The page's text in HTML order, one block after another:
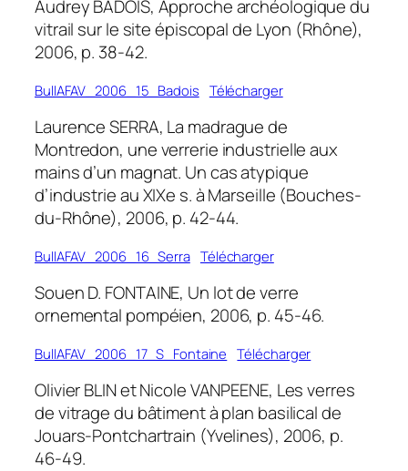
Audrey BADOIS, Approche archéologique du
vitrail sur le site épiscopal de Lyon (Rhône),
2006, p. 38-42.
BullAFAV_2006_15_Badois Télécharger
Laurence SERRA, La madrague de
Montredon, une verrerie industrielle aux
mains d’un magnat. Un cas atypique
d’industrie au XIXe s. à Marseille (Bouches-
du-Rhône), 2006, p. 42-44.
BullAFAV_2006_16_Serra Télécharger
Souen D. FONTAINE, Un lot de verre
ornemental pompéien, 2006, p. 45-46.
BullAFAV_2006_17_S_Fontaine Télécharger
Olivier BLIN et Nicole VANPEENE, Les verres
de vitrage du bâtiment à plan basilical de
Jouars-Pontchartrain (Yvelines), 2006, p.
46-49.